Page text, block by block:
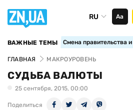
RU Аа
ВАЖНЫЕ ТЕМЫ Смена правительства
ГЛАВНАЯ МАКРОУРОВЕНЬ
СУДЬБА ВАЛЮТЫ
25 сентября, 2015, 00:00
Поделиться